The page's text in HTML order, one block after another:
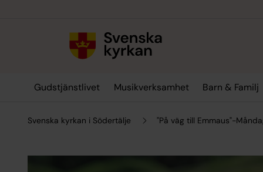
Gudstjänstlivet Musikverksamhet Barn & Familj
Svenska kyrkan i Södertälje "På väg till Emmaus"-